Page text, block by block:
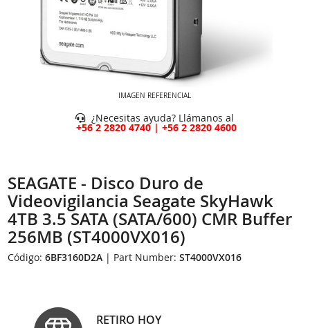
IMAGEN REFERENCIAL
¿Necesitas ayuda? Llámanos al
+56 2 2820 4740 | +56 2 2820 4600
SEAGATE - Disco Duro de
Videovigilancia Seagate SkyHawk
4TB 3.5 SATA (SATA/600) CMR Buffer
256MB (ST4000VX016)
Código:6BF3160D2A | Part Number:ST4000VX016
RETIRO HOY